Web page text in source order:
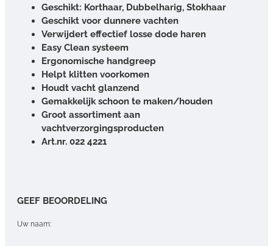
Geschikt: Korthaar, Dubbelharig, Stokhaar
Geschikt voor dunnere vachten
Verwijdert effectief losse dode haren
Easy Clean systeem
Ergonomische handgreep
Helpt klitten voorkomen
Houdt vacht glanzend
Gemakkelijk schoon te maken/houden
Groot assortiment aan
vachtverzorgingsproducten
Art.nr. 022 4221
GEEF BEOORDELING
Uw naam: